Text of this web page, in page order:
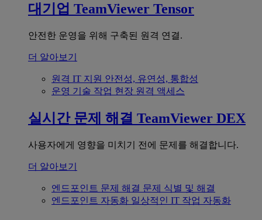
대기업 TeamViewer Tensor
안전한 운영을 위해 구축된 원격 연결.
더 알아보기
원격 IT 지원 안전성, 유연성, 통합성
운영 기술 작업 현장 원격 액세스
실시간 문제 해결 TeamViewer DEX
사용자에게 영향을 미치기 전에 문제를 해결합니다.
더 알아보기
엔드포인트 문제 해결 문제 식별 및 해결
엔드포인트 자동화 일상적인 IT 작업 자동화